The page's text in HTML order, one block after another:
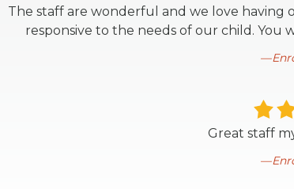
The staff are wonderful and we love having
responsive to the needs of our child.
Great staff